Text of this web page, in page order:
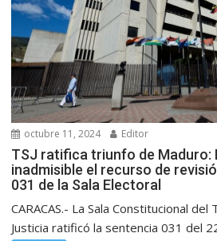
octubre 11, 2024 Editor
TSJ ratifica triunfo de Maduro:
inadmisible el recurso de
031 de la Sala Electoral
CARACAS.- La Sala Constitucional
Justicia ratificó la sentencia 031 del